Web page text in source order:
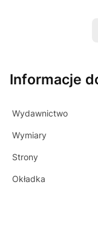
Informacje
Wydawnictwo
Wymiary
Strony
Okładka